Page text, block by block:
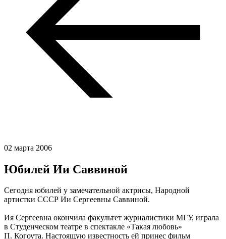
02 марта 2006
Юбилей Ии Саввиной
Сегодня юбилей у замечательной актрисы, Народной
артистки СССР Ии Сергеевны Саввиной.
Ия Сергеевна окончила факультет журналистики МГУ, играла
в Студенческом театре в спектакле «Такая любовь»
П. Когоута. Настоящую известность ей принес фильм